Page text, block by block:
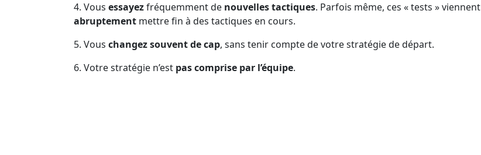
4. Vous essayezfréquemment de nouvelles tactiques. Parfois même, ces « tests » viennent
abruptement mettre fin à des tactiques en cours.
5. Vous changez souvent de cap, sans tenir compte de votre stratégie de départ.
6. Votre stratégie n’est pas comprise par l’équipe.